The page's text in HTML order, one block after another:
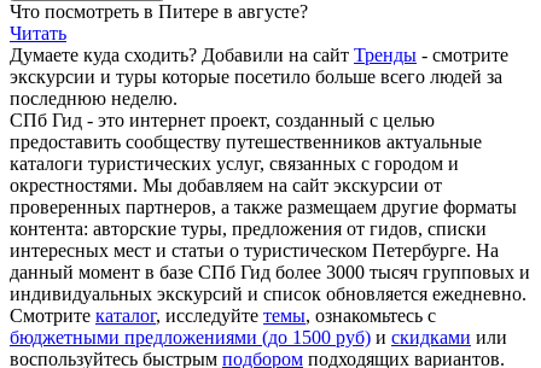
Что посмотреть в Питере в августе?
Читать
Думаете куда сходить? Добавили на сайт Тренды - смотрите
экскурсии и туры которые посетило больше всего людей за
последнюю неделю.
СПб Гид - это интернет проект, созданный с целью
предоставить сообществу путешественников актуальные
каталоги туристических услуг, связанных с городом и
окрестностями. Мы добавляем на сайт экскурсии от
проверенных партнеров, а также размещаем другие форматы
контента: авторские туры, предложения от гидов, списки
интересных мест и статьи о туристическом Петербурге. На
данный момент в базе СПб Гид более 3000 тысяч групповых и
индивидуальных экскурсий и список обновляется ежедневно.
Смотрите каталог, исследуйте темы, ознакомьтесь с
бюджетными предложениями (до 1500 руб) и скидками или
воспользуйтесь быстрым подбором подходящих вариантов.